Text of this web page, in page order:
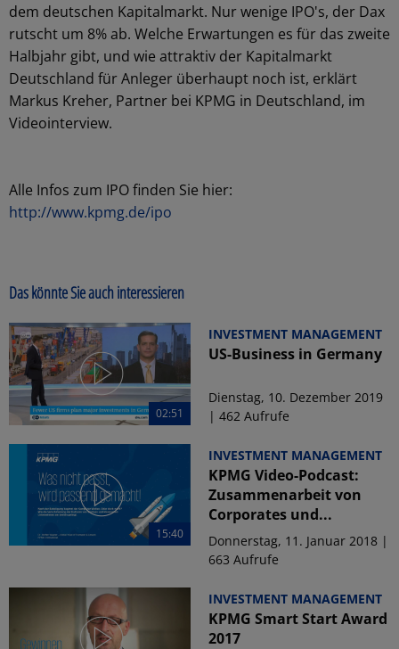
dem deutschen Kapitalmarkt. Nur wenige IPO's, der Dax
rutscht um 8% ab. Welche Erwartungen es für das zweite
Halbjahr gibt, und wie attraktiv der Kapitalmarkt
Deutschland für Anleger überhaupt noch ist, erklärt
Markus Kreher, Partner bei KPMG in Deutschland, im
Videointerview.
Alle Infos zum IPO finden Sie hier:
http://www.kpmg.de/ipo
Das könnte Sie auch interessieren
02:51
INVESTMENT MANAGEMENT
US-Business in Germany
Dienstag, 10. Dezember 2019
| 462 Aufrufe
15:40
INVESTMENT MANAGEMENT
KPMG Video-Podcast:
Zusammenarbeit von
Corporates und...
Donnerstag, 11. Januar 2018 |
663 Aufrufe
INVESTMENT MANAGEMENT
KPMG Smart Start Award
2017